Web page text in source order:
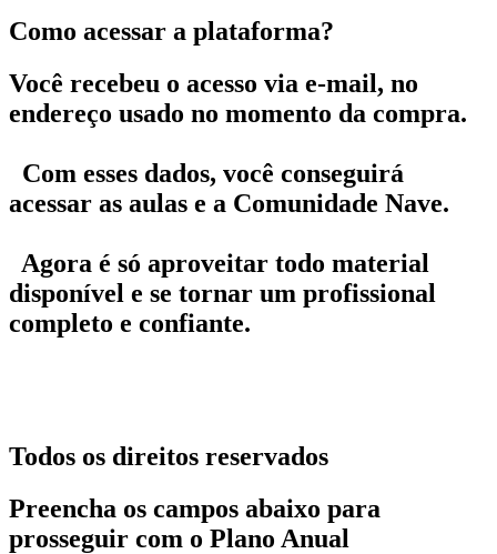
Como acessar a plataforma?
Você recebeu o acesso via e-mail, no
endereço usado no momento da compra.
Com esses dados, você conseguirá
acessar as aulas e a Comunidade Nave.
Agora é só aproveitar todo material
disponível e se tornar um profissional
completo e confiante.
Todos os direitos reservados
Preencha os campos abaixo para
prosseguir com o Plano Anual